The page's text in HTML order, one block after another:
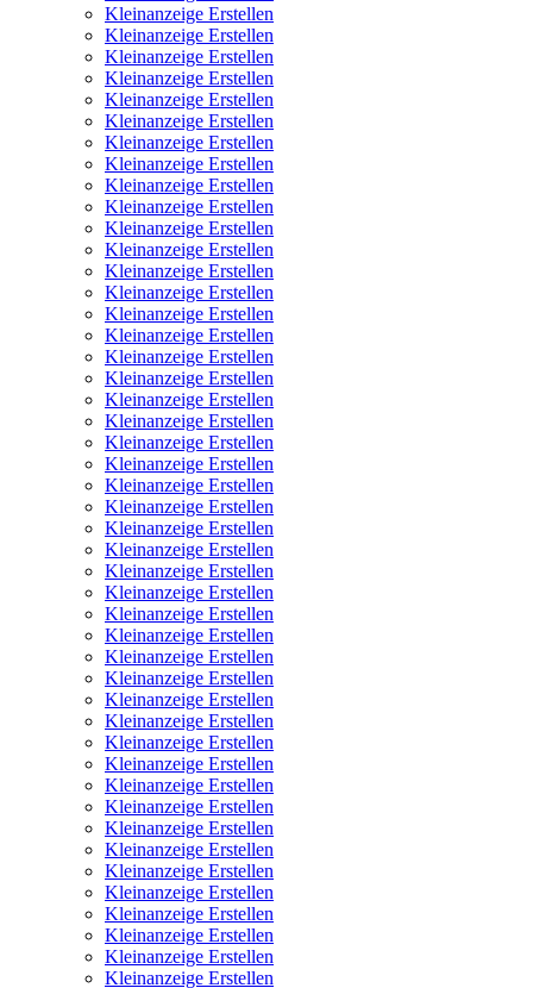
Kleinanzeige Erstellen
Kleinanzeige Erstellen
Kleinanzeige Erstellen
Kleinanzeige Erstellen
Kleinanzeige Erstellen
Kleinanzeige Erstellen
Kleinanzeige Erstellen
Kleinanzeige Erstellen
Kleinanzeige Erstellen
Kleinanzeige Erstellen
Kleinanzeige Erstellen
Kleinanzeige Erstellen
Kleinanzeige Erstellen
Kleinanzeige Erstellen
Kleinanzeige Erstellen
Kleinanzeige Erstellen
Kleinanzeige Erstellen
Kleinanzeige Erstellen
Kleinanzeige Erstellen
Kleinanzeige Erstellen
Kleinanzeige Erstellen
Kleinanzeige Erstellen
Kleinanzeige Erstellen
Kleinanzeige Erstellen
Kleinanzeige Erstellen
Kleinanzeige Erstellen
Kleinanzeige Erstellen
Kleinanzeige Erstellen
Kleinanzeige Erstellen
Kleinanzeige Erstellen
Kleinanzeige Erstellen
Kleinanzeige Erstellen
Kleinanzeige Erstellen
Kleinanzeige Erstellen
Kleinanzeige Erstellen
Kleinanzeige Erstellen
Kleinanzeige Erstellen
Kleinanzeige Erstellen
Kleinanzeige Erstellen
Kleinanzeige Erstellen
Kleinanzeige Erstellen
Kleinanzeige Erstellen
Kleinanzeige Erstellen
Kleinanzeige Erstellen
Kleinanzeige Erstellen
Kleinanzeige Erstellen